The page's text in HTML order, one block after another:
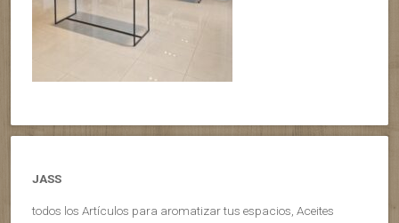
JASS
todos los Artículos para aromatizar tus espacios, Aceites